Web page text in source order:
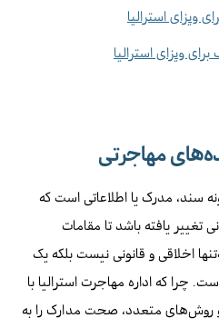
استرالیا
ویزای استرالیا
مهاجرتی
سند، مدرک یا اطلاعاتی است که
تغییر یافته باشد تا مقامات
اخلاقی و قانونی نیست بلکه یک
چرا که اداره مهاجرت استرالیا با
و روش‌های متعدد، صحت مدارک را به